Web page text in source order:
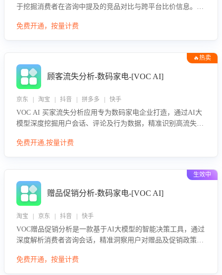
于挖掘消费者在咨询中提及的竞品对比与跨平台比价信息。该
息，进行多维度交叉对比，并分析消费者的比价行为。通过提
免费开通，按量计费
🔥热卖
顾客流失分析-数码家电-[VOC AI]
京东 | 淘宝 | 抖音 | 拼多多 | 快手
VOC AI 买家流失分析应用专为数码家电企业打造，通过AI大
模型深度挖掘用户会话、评论及行为数据，精准识别高流失风
迟、竞品价格冲击等。系统自动输出可落地的挽回策略，迅速
免费开通,按量计费
生效中
赠品促销分析-数码家电-[VOC AI]
淘宝 | 京东 | 抖音 | 快手
VOC赠品促销分析是一款基于AI大模型的智能决策工具，通过
深度解析消费者咨询会话，精准洞察用户对赠品及促销政策的
求，帮助企业制定个性化赠品组合策略，优化资源投放并淘汰
免费开通，按量计费